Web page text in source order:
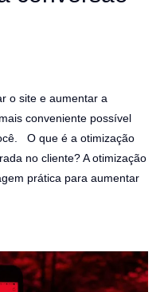
o site e aumentar a
conveniente possível
O que é a otimização
no cliente? A otimização
prática para aumentar